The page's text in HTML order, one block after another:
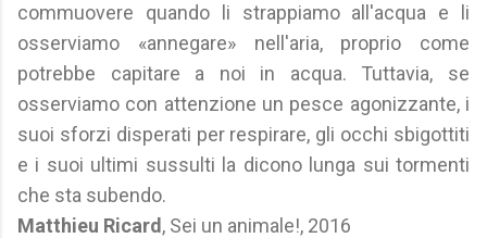
commuovere quando li strappiamo all'acqua e li
osserviamo «annegare» nell'aria, proprio come
potrebbe capitare a noi in acqua. Tuttavia, se
osserviamo con attenzione un pesce agonizzante, i
suoi sforzi disperati per respirare, gli occhi sbigottiti
e i suoi ultimi sussulti la dicono lunga sui tormenti
che sta subendo.
Matthieu Ricard , Sei un animale!, 2016